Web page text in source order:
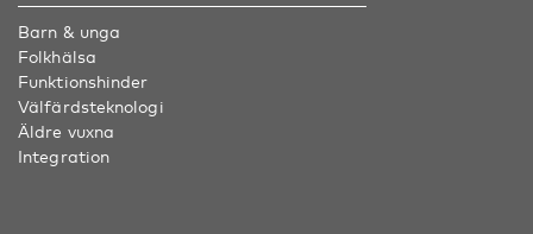
Barn & unga
Folkhälsa
Funktionshinder
Välfärdsteknologi
Äldre vuxna
Integration